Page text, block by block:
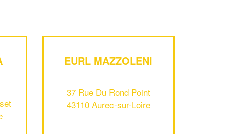
EURL MAZZOLENI
37 Rue Du Rond Point
43110 Aurec-sur-Loire
professionnel ?
nouveaux clients